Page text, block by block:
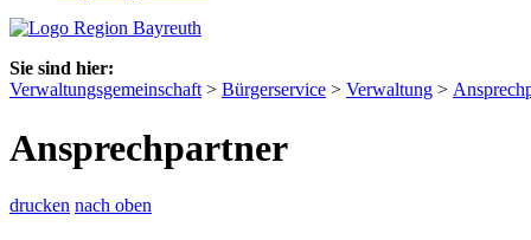
Sie sind hier:
Verwaltungsgemeinschaft > Bürgerservice > Verwaltung >
Ansprechpartner
drucken nach oben